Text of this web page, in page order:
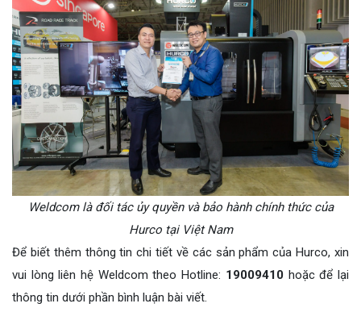
Weldcom là đối tác ủy quyền và bảo hành chính thức của
Hurco tại Việt Nam
Để biết thêm thông tin chi tiết về các sản phẩm của Hurco, xin
vui lòng liên hệ Weldcom theo Hotline: 19009410hoặc để lại
thông tin dưới phần bình luận bài viết.